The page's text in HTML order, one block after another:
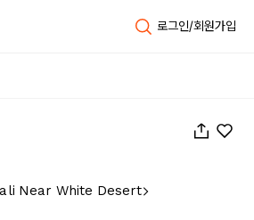
로그인/회원가입
Near White Desert